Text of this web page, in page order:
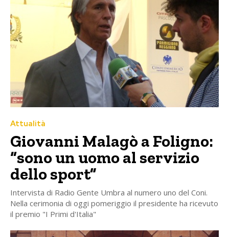
Attualità
Giovanni Malagò a Foligno:
“sono un uomo al servizio
dello sport”
Intervista di Radio Gente Umbra al numero uno del Coni.
Nella cerimonia di oggi pomeriggio il presidente ha ricevuto
il premio "I Primi d'Italia"